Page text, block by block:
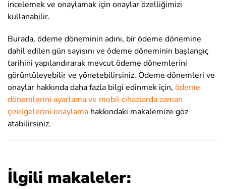
incelemek ve onaylamak için onaylar özelliğimizi
kullanabilir.
Burada, ödeme döneminin adını, bir ödeme dönemine
dahil edilen gün sayısını ve ödeme döneminin başlangıç
tarihini yapılandırarak mevcut ödeme dönemlerini
görüntüleyebilir ve yönetebilirsiniz. Ödeme dönemleri ve
onaylar hakkında daha fazla bilgi edinmek için, ödeme
dönemlerini ayarlama ve mobil cihazlarda zaman
çizelgelerini onaylama hakkındaki makalemize göz
atabilirsiniz.
İlgili makaleler: